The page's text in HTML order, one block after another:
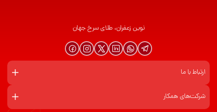
نوین زعفران، طلای سرخ جهان
ارتباط با ما
شرکت‌های همکار